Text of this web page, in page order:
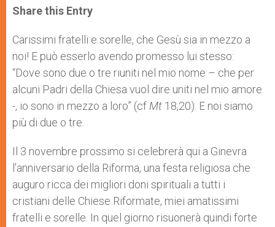
t
s
p
p
s
e
g
e
r
e
b
o
k
r
Share this Entry
Carissimi fratelli e sorelle, che Gesù sia in mezzo a
noi! E può esserlo avendo promesso lui stesso:
“Dove sono due o tre riuniti nel mio nome – che per
alcuni Padri della Chiesa vuol dire uniti nel mio amore
-, io sono in mezzo a loro” (cf Mt 18,20). E noi siamo
più di due o tre.
Il 3 novembre prossimo si celebrerà qui a Ginevra
l’anniversario della Riforma, una festa religiosa che
auguro ricca dei migliori doni spirituali a tutti i
cristiani delle Chiese Riformate, miei amatissimi
fratelli e sorelle. In quel giorno risuonerà quindi forte